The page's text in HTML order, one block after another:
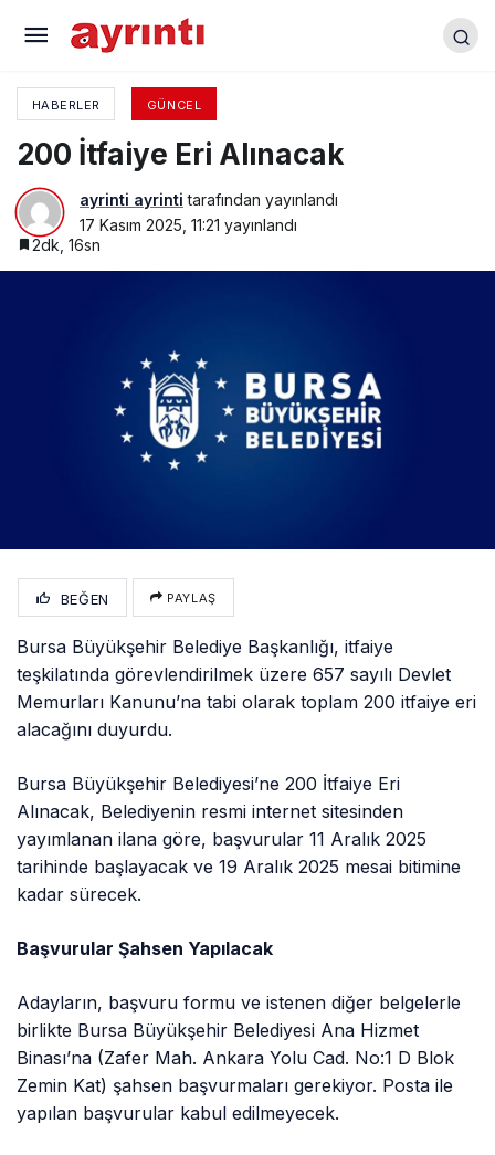
HABERLER GÜNCEL
200 İtfaiye Eri Alınacak
ayrinti ayrinti tarafından yayınlandı
17 Kasım 2025, 11:21 yayınlandı
2dk, 16sn
BEĞEN PAYLAŞ
Bursa Büyükşehir Belediye Başkanlığı, itfaiye
teşkilatında görevlendirilmek üzere 657 sayılı Devlet
Memurları Kanunu’na tabi olarak toplam 200 itfaiye eri
alacağını duyurdu.
Bursa Büyükşehir Belediyesi’ne 200 İtfaiye Eri
Alınacak, Belediyenin resmi internet sitesinden
yayımlanan ilana göre, başvurular 11 Aralık 2025
tarihinde başlayacak ve 19 Aralık 2025 mesai bitimine
kadar sürecek.
Başvurular Şahsen Yapılacak
Adayların, başvuru formu ve istenen diğer belgelerle
birlikte Bursa Büyükşehir Belediyesi Ana Hizmet
Binası’na (Zafer Mah. Ankara Yolu Cad. No:1 D Blok
Zemin Kat) şahsen başvurmaları gerekiyor. Posta ile
yapılan başvurular kabul edilmeyecek.
Bursa Su Kolektifi: ‘İklim krizi su krizidir’